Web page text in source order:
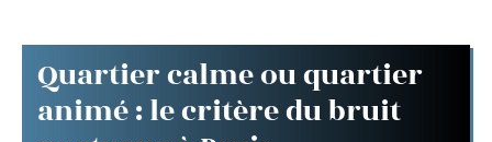
Quartier calme ou quartier
animé : le critère du bruit